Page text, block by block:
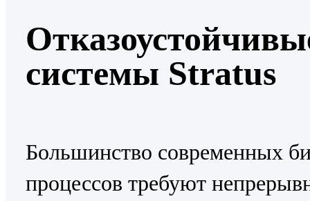
системы Stratus
Большинство современных
процессов требуют